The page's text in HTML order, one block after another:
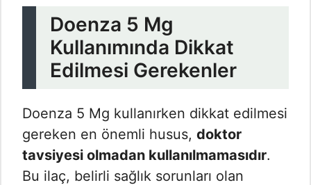
Doenza 5 Mg
Kullanımında Dikkat
Edilmesi Gerekenler
Doenza 5 Mg kullanırken dikkat edilmesi
gereken en önemli husus, doktor
tavsiyesi olmadan kullanılmamasıdır.
Bu ilaç, belirli sağlık sorunları olan